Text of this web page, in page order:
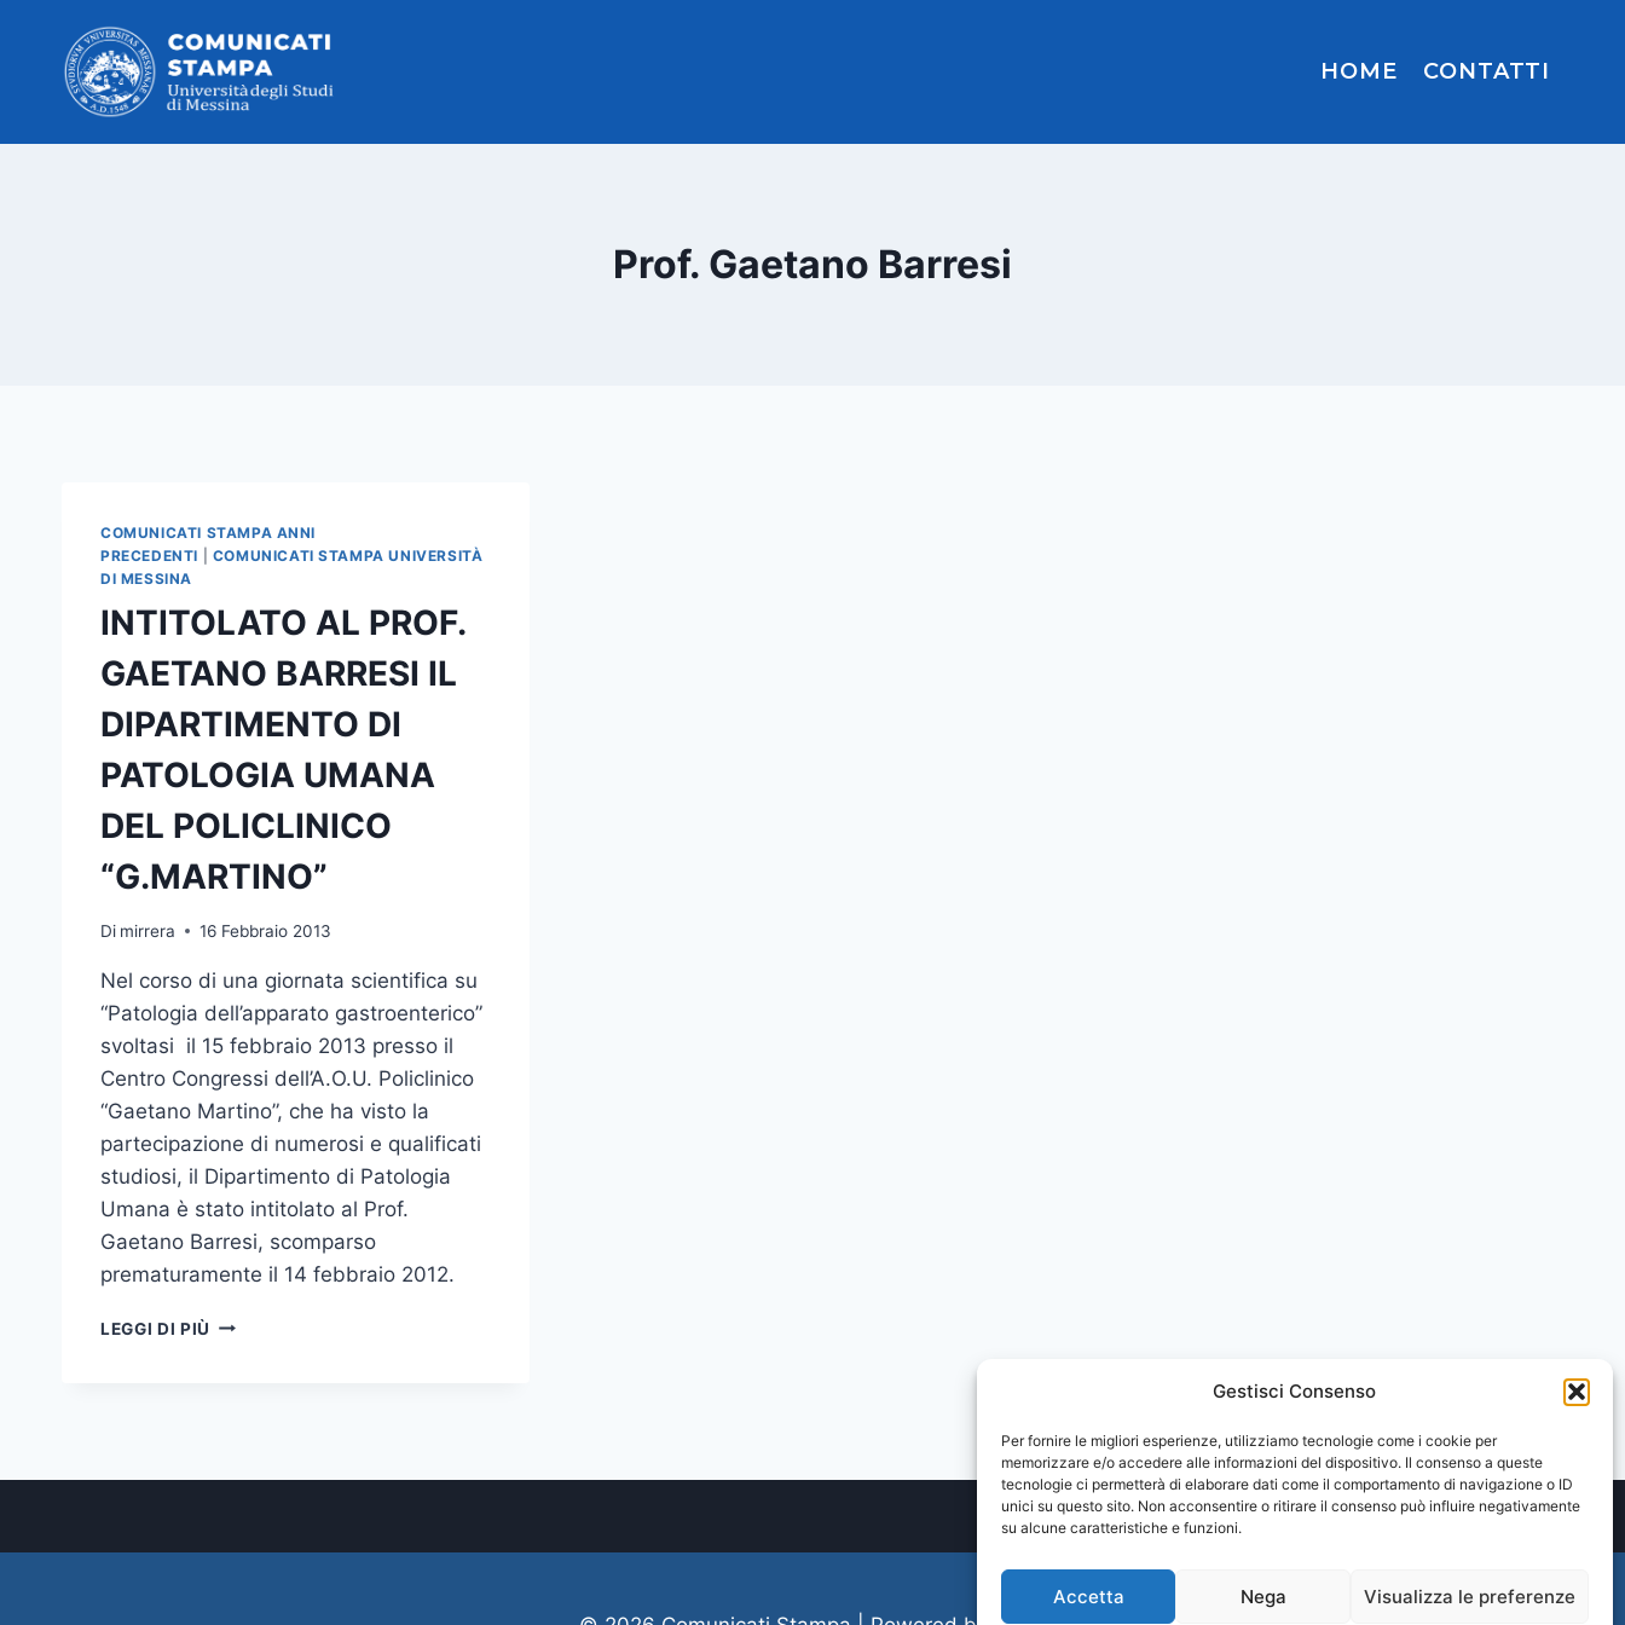
Gestisci Consenso
Per fornire le migliori esperienze, utilizziamo tecnologie come i cookie per
memorizzare e/o accedere alle informazioni del dispositivo. Il consenso a queste
tecnologie ci permetterà di elaborare dati come il comportamento di navigazione o ID
unici su questo sito. Non acconsentire o ritirare il consenso può influire negativamente
su alcune caratteristiche e funzioni.
Accetta Nega Visualizza le preferenze
contenuto
HOME CONTATTI
Prof. Gaetano Barresi
COMUNICATI STAMPA ANNI
PRECEDENTI
COMUNICATI STAMPA UNIVERSITÀ
DI MESSINA
INTITOLATO AL PROF.
GAETANO BARRESI IL
DIPARTIMENTO DI
PATOLOGIA UMANA
DEL POLICLINICO
“G.MARTINO”
Di mirrera 16 Febbraio 2013
Nel corso di una giornata scientifica su
“Patologia dell’apparato gastroenterico”
svoltasi il 15 febbraio 2013 presso il
Centro Congressi dell’A.O.U. Policlinico
“Gaetano Martino”, che ha visto la
partecipazione di numerosi e qualificati
studiosi, il Dipartimento di Patologia
Umana è stato intitolato al Prof.
Gaetano Barresi, scomparso
prematuramente il 14 febbraio 2012.
LEGGI DI PIÙ INTITOLATO
UMANA